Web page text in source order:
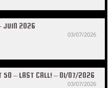
JUIN 2026
03/07/2026
50 – LAST CALL! – 01/07/2026
03/07/2026